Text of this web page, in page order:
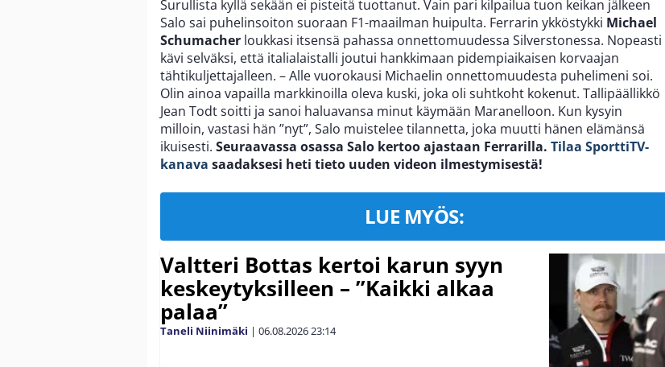
Surullista kyllä sekään ei pisteitä tuottanut. Vain pari kilpailua tuon keikan jälkeen
Salo sai puhelinsoiton suoraan F1-maailman huipulta. Ferrarin ykköstykki Michael
Schumacher loukkasi itsensä pahassa onnettomuudessa Silverstonessa. Nopeasti
kävi selväksi, että italialaistalli joutui hankkimaan pidempiaikaisen korvaajan
tähtikuljettajalleen. – Alle vuorokausi Michaelin onnettomuudesta puhelimeni soi.
Olin ainoa vapailla markkinoilla oleva kuski, joka oli suhtkoht kokenut. Tallipäällikkö
Jean Todt soitti ja sanoi haluavansa minut käymään Maranelloon. Kun kysyin
milloin, vastasi hän ”nyt”, Salo muistelee tilannetta, joka muutti hänen elämänsä
ikuisesti. Seuraavassa osassa Salo kertoo ajastaan Ferrarilla. Tilaa SporttiTV-
kanava saadaksesi heti tieto uuden videon ilmestymisestä!
LUE MYÖS:
Valtteri Bottas kertoi karun syyn
keskeytyksilleen – ”Kaikki alkaa
palaa”
Taneli Niinimäki | 06.08.202623:14